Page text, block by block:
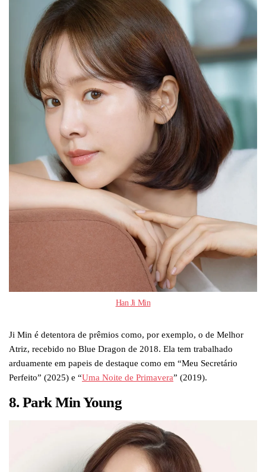
Han Ji Min
Ji Min é detentora de prêmios como, por exemplo, o de Melhor
Atriz, recebido no Blue Dragon de 2018. Ela tem trabalhado
arduamente em papeis de destaque como em “Meu Secretário
Perfeito” (2025) e “Uma Noite de Primavera” (2019).
8. Park Min Young